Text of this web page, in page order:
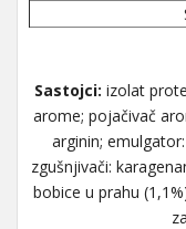
Sastojci: izolat
arome; pojačivač
arginin;
zgušnjivači:
bobice u prahu